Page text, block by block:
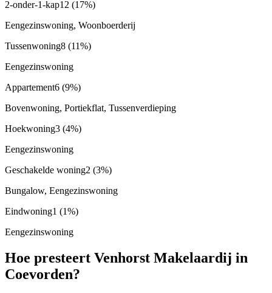
2-onder-1-kap12 (17%)
Eengezinswoning, Woonboerderij
Tussenwoning8 (11%)
Eengezinswoning
Appartement6 (9%)
Bovenwoning, Portiekflat, Tussenverdieping
Hoekwoning3 (4%)
Eengezinswoning
Geschakelde woning2 (3%)
Bungalow, Eengezinswoning
Eindwoning1 (1%)
Eengezinswoning
Hoe presteert Venhorst Makelaardij in
Coevorden?